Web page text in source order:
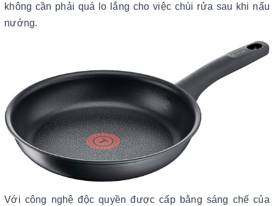
không cần phải quá lo lắng cho việc chùi rửa sau khi nấu
nướng.
Với công nghệ độc quyền được cấp bằng sáng chế của